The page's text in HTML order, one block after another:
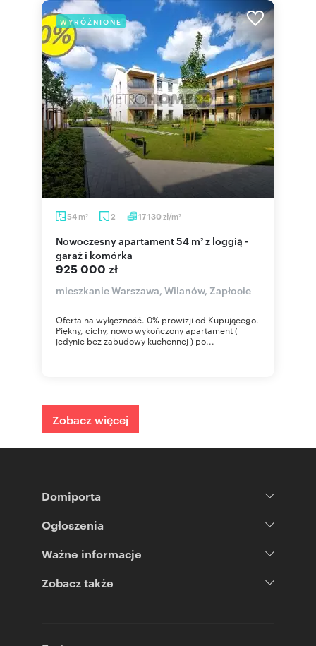
WYRÓŻNIONE
54 m2 2 17 130zł/m2
Nowoczesny apartament 54 m² z loggią -
garaż i komórka
925 000 zł
mieszkanie Warszawa, Wilanów, Zapłocie
Oferta na wyłączność. 0% prowizji od Kupującego.
Piękny, cichy, nowo wykończony apartament (
jedynie bez zabudowy kuchennej ) po...
Zobacz więcej
Domiporta
Ogłoszenia
Ważne informacje
Zobacz także